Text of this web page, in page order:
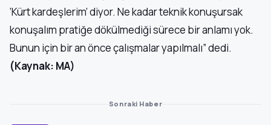
‘Kürt kardeşlerim’ diyor. Ne kadar teknik konuşursak
konuşalım pratiğe dökülmediği sürece bir anlamı yok.
Bunun için bir an önce çalışmalar yapılmalı” dedi.
(Kaynak: MA)
Sonraki Haber